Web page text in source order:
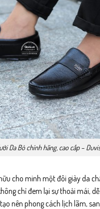
Da Bò chính hãng, cao cấp –
cho minh một đôi giày da
chỉ đem lại sự thoải mái,
nên phong cách lịch lãm,